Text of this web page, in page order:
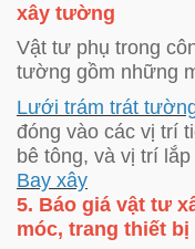
xây tường
Vật tư phụ trong
tường gồm những
Lưới trám trát
đóng vào các vị trí
bê tông, và vị trí
Bay xây
5. Báo giá vật tư
móc, trang thiết